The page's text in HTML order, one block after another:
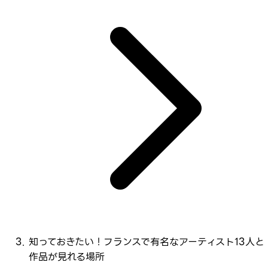
知っておきたい！フランスで有名なアーティスト13人と
作品が見れる場所